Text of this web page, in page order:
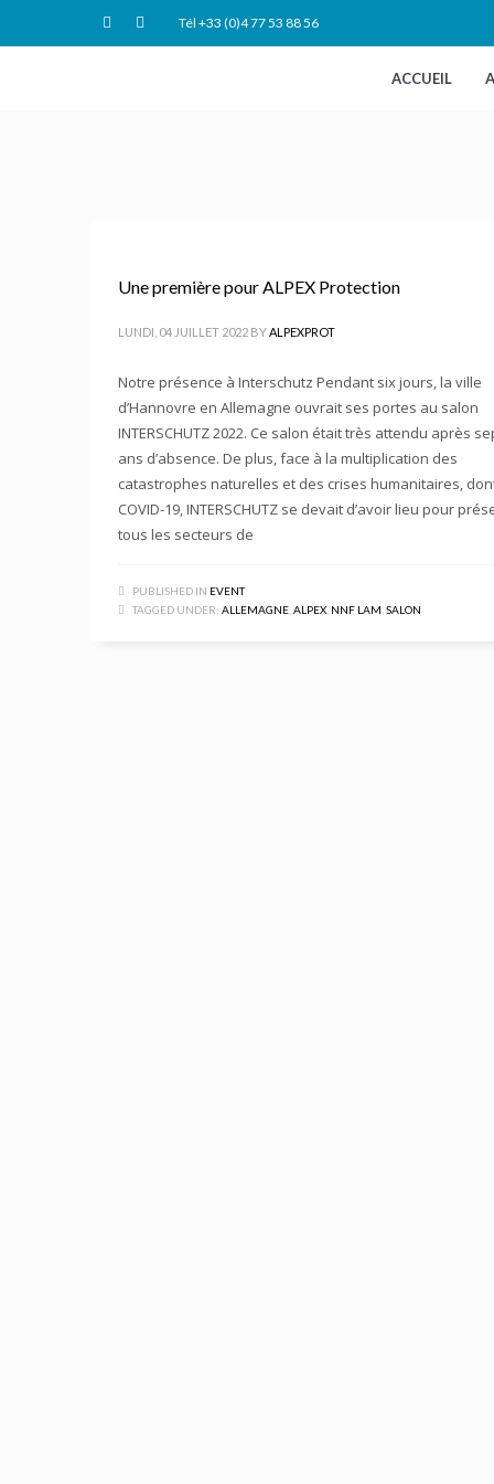
Tél +33 (0)4 77 53 88 56
ACCUEIL
Une première pour ALPEX Protection
LUNDI, 04 JUILLET 2022 BYALPEXPROT
Notre présence à Interschutz Pendant six jours, la ville
d’Hannovre en Allemagne ouvrait ses portes au salon
INTERSCHUTZ 2022. Ce salon était très attendu après
ans d’absence. De plus, face à la multiplication des
catastrophes naturelles et des crises humanitaires,
COVID-19, INTERSCHUTZ se devait d’avoir lieu pour
tous les secteurs de
PUBLISHED IN EVENT
TAGGED UNDER: ALLEMAGNE ALPEX NNF LAM SALON